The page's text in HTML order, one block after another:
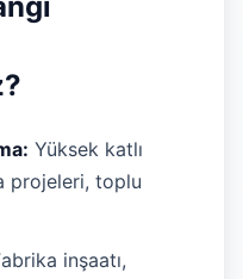
Yüksek katlı
projeleri, toplu
inşaatı,